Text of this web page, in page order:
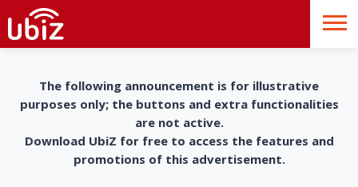
The following announcement is for illustrative
purposes only; the buttons and extra functionalities
are not active.
Download UbiZ for free to access the features and
promotions of this advertisement.